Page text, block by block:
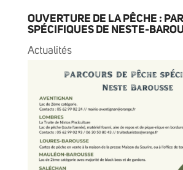
OUVERTURE DE LA PÊCHE :
SPÉCIFIQUES DE NESTE-
Actualités